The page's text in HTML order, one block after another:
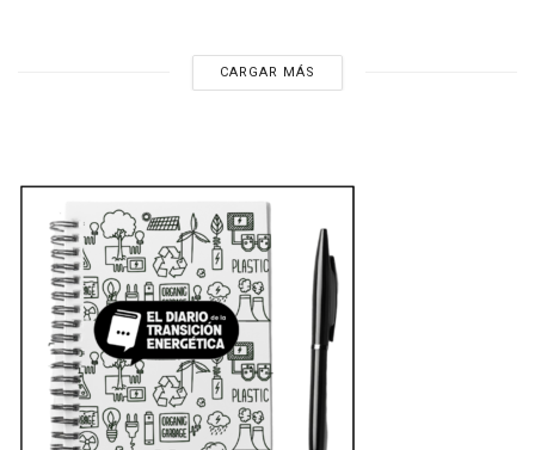
CARGAR MÁS